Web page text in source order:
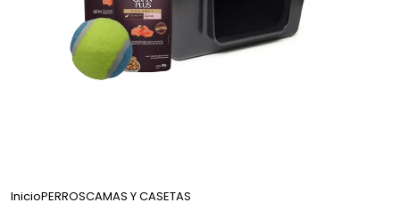
InicioPERROSCAMAS Y CASETAS